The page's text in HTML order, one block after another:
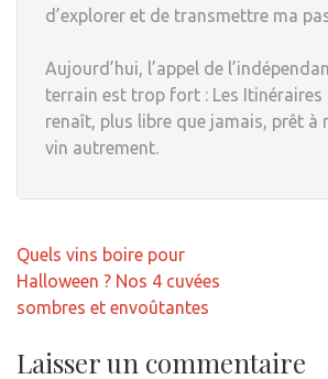
d’explorer et de transmettre ma
Aujourd’hui, l’appel de
terrain est trop fort : Les Itinéraires
renaît, plus libre que jamais, prêt à
vin autrement.
Navigation
de
l’article
Quels vins boire pour
Halloween ? Nos 4 cuvées
sombres et envoûtantes
Laisser un commentaire